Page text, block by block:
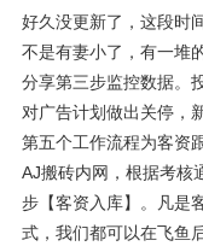
好久没更新了，这段时
不是有妻小了，有一堆
分享第三步监控数据。
对广告计划做出关停，
第五个工作流程为客资
AJ搬砖内网，根据考核
步【客资入库】。凡是
式，我们都可以在飞鱼